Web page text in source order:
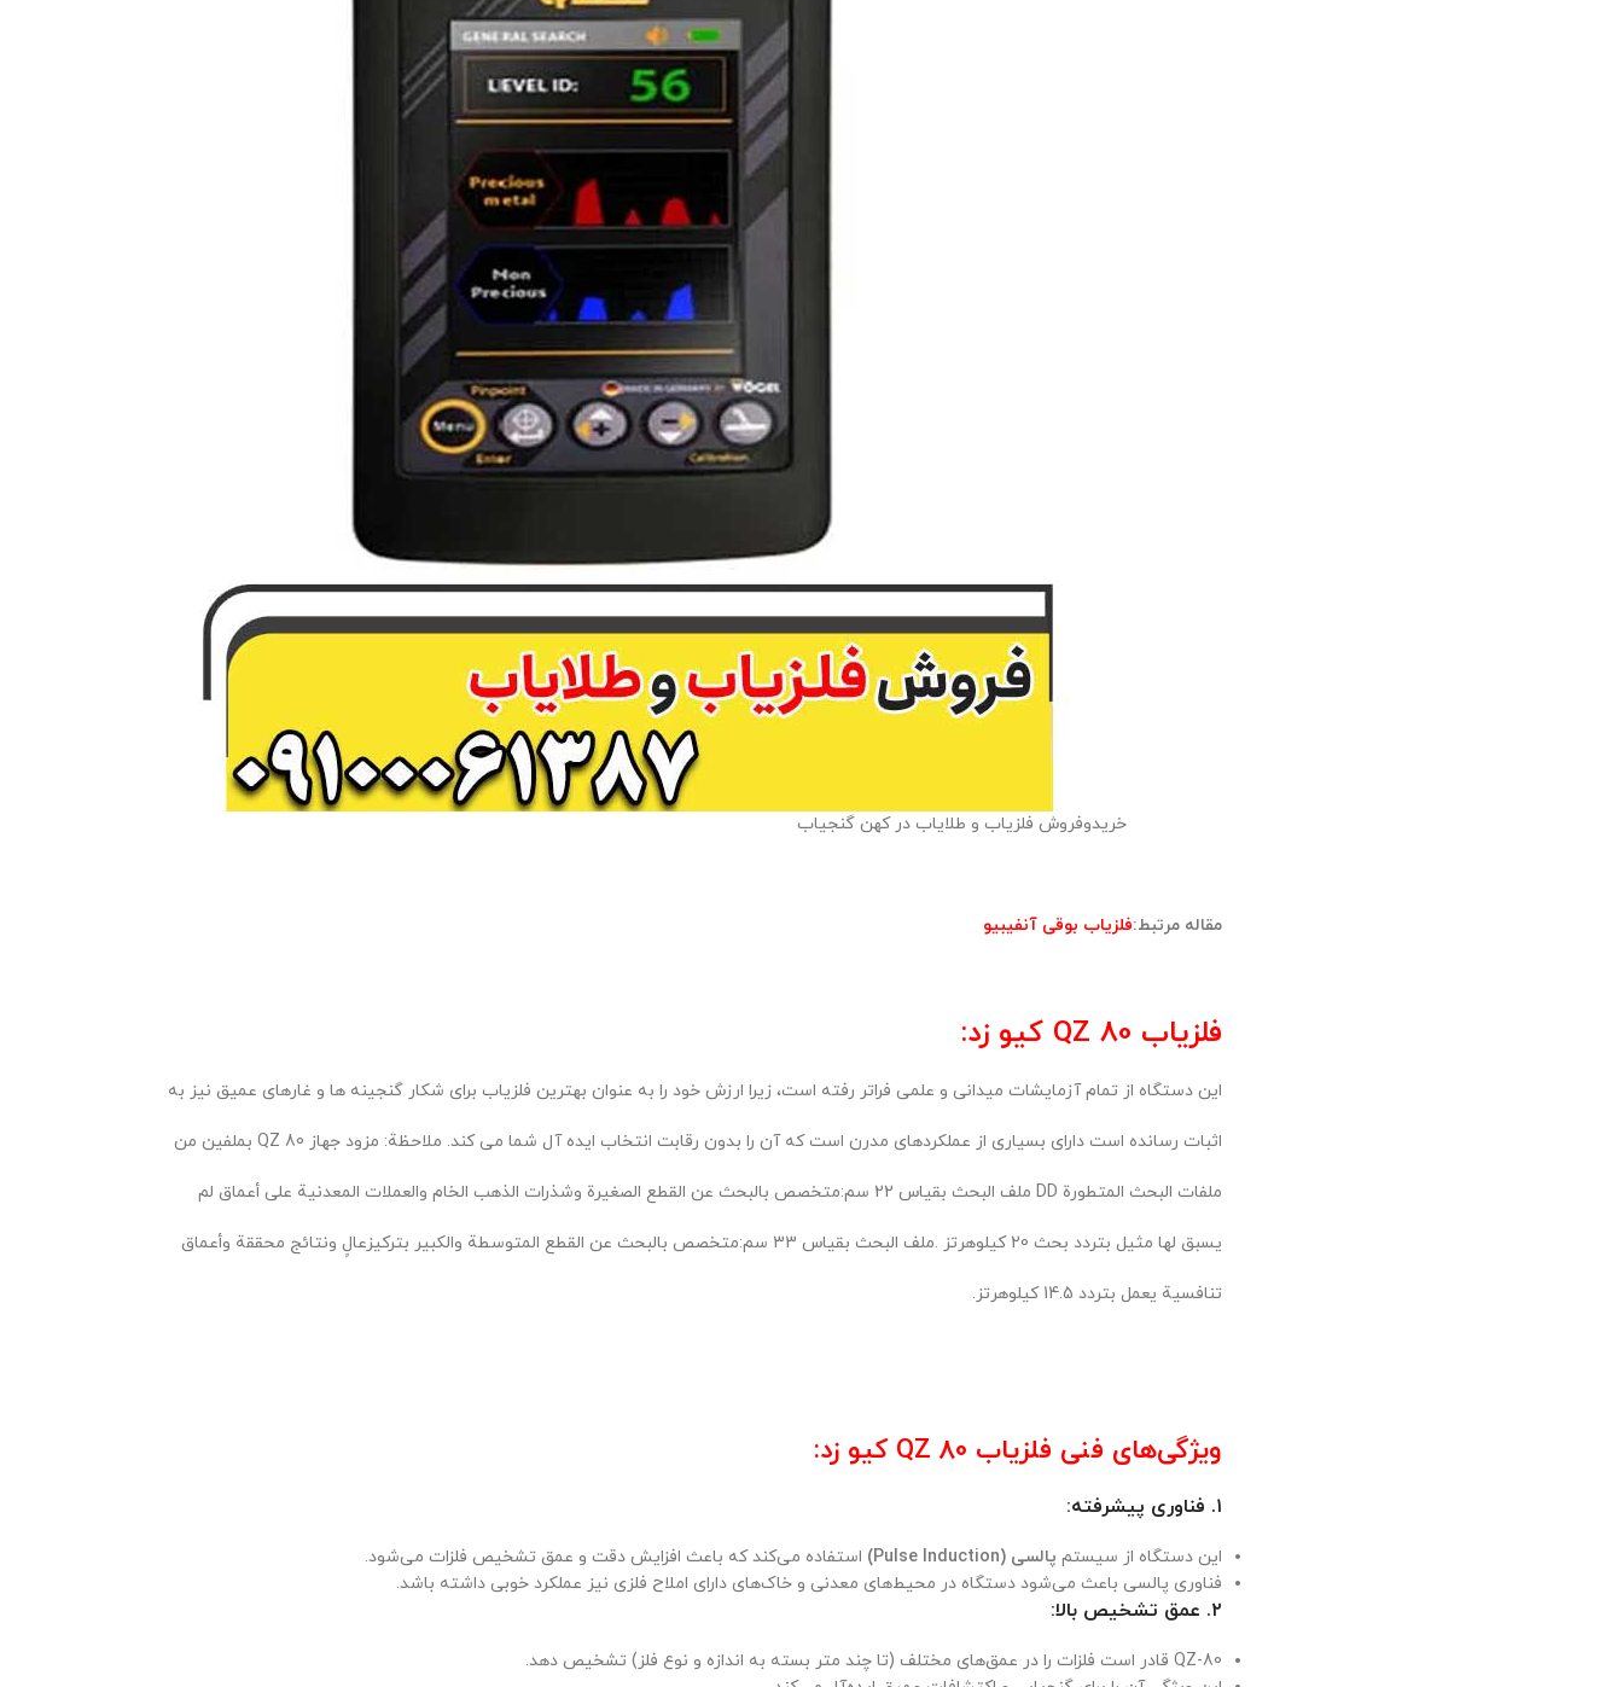
خریدوفروش فلزیاب و طلایاب در کهن گنجیاب
مقاله مرتبط:فلزیاب بوقی آنفیبیو
فلزیاب QZ 80 کیو زد:
این دستگاه از تمام آزمایشات میدانی و علمی فراتر رفته است، زیرا ارزش خود را به عنوان بهترین فلزیاب برای شکار گنجینه ها و غارهای عمیق نیز به
اثبات رسانده است دارای بسیاری از عملکردهای مدرن است که آن را بدون رقابت انتخاب ایده آل شما می کند. ملاحظة: مزود جهاز QZ 80 بملفين من
ملفات البحث المتطورة DD ملف البحث بقياس 22 سم:متخصص بالبحث عن القطع الصغيرة وشذرات الذهب الخام والعملات المعدنية على أعماق لم
يسبق لها مثيل بتردد بحث 20 كيلوهرتز .ملف البحث بقياس 33 سم:متخصص بالبحث عن القطع المتوسطة والكبير بتركيزعالٍ ونتائج محققة وأعماق
تنافسية يعمل بتردد 14.5 كيلوهرتز.
ویژگی‌های فنی فلزیاب QZ 80 کیو زد:
۱. فناوری پیشرفته:
این دستگاه از سیستم پالسی (Pulse Induction)
استفاده می‌کند که باعث افزایش دقت و عمق تشخیص فلزات می‌شود.
فناوری پالسی باعث می‌شود دستگاه در محیط‌های معدنی و خاک‌های دارای املاح فلزی نیز عملکرد خوبی داشته باشد.
۲. عمق تشخیص بالا:
QZ-80 قادر است فلزات را در عمق‌های مختلف (تا چند متر بسته به اندازه و نوع فلز) تشخیص دهد.